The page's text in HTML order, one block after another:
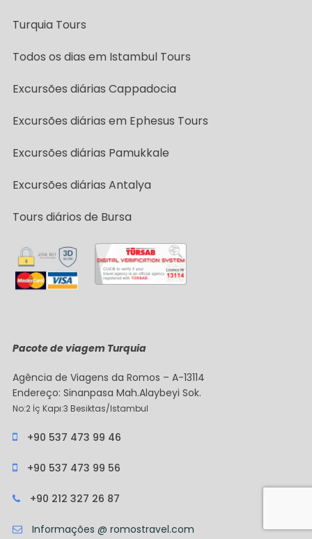
Turquia Tours
Todos os dias em Istambul Tours
Excursões diárias Cappadocia
Excursões diárias em Ephesus Tours
Excursões diárias Pamukkale
Excursões diárias Antalya
Tours diários de Bursa
Pacote de viagem Turquia
Agência de Viagens da Romos – A-13114
Endereço: Sinanpasa Mah.Alaybeyi Sok.
No:2 İç Kapı:3 Besiktas/Istambul
+90 537 473 99 46
+90 537 473 99 56
+90 212 327 26 87
Informações @ romostravel.com